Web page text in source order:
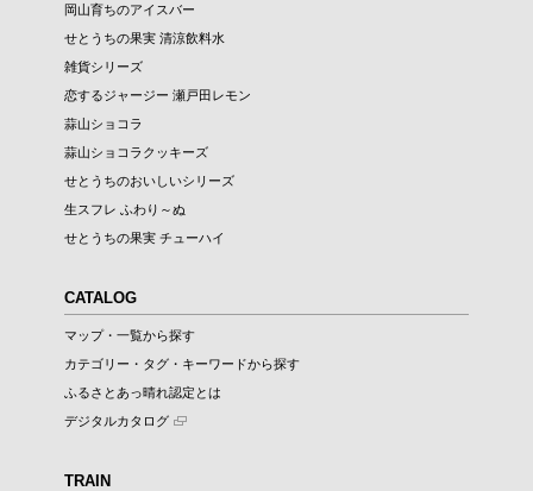
岡山育ちのアイスバー
せとうちの果実 清涼飲料水
雑貨シリーズ
恋するジャージー 瀬戸田レモン
蒜山ショコラ
蒜山ショコラクッキーズ
せとうちのおいしいシリーズ
生スフレ ふわり～ぬ
せとうちの果実 チューハイ
CATALOG
マップ・一覧から探す
カテゴリー・タグ・キーワードから探す
ふるさとあっ晴れ認定とは
デジタルカタログ
TRAIN